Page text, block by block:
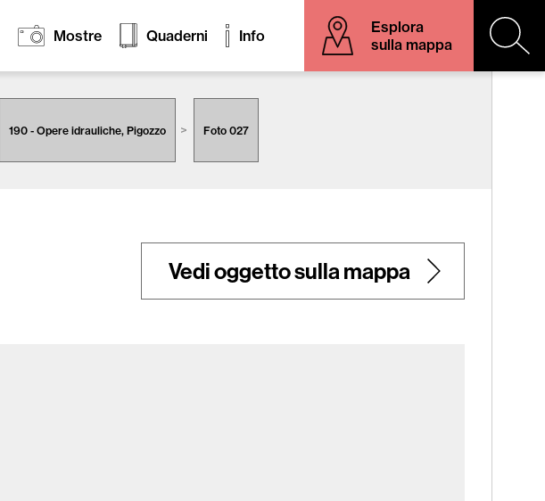
Mostre Quaderni Info
Esplora
sulla mappa
190 - Opere idrauliche, Pigozzo Foto 027
Vedi oggetto sulla mappa